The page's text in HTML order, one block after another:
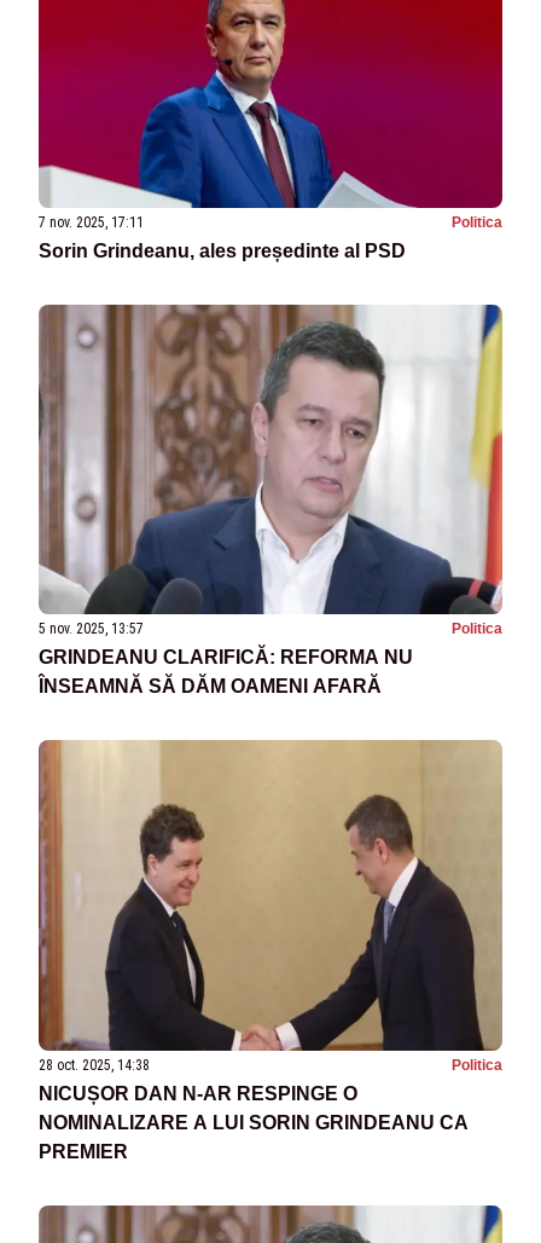
7 nov. 2025, 17:11 Politica
Sorin Grindeanu, ales președinte al PSD
5 nov. 2025, 13:57 Politica
GRINDEANU CLARIFICĂ: REFORMA NU
ÎNSEAMNĂ SĂ DĂM OAMENI AFARĂ
28 oct. 2025, 14:38 Politica
NICUȘOR DAN N-AR RESPINGE O
NOMINALIZARE A LUI SORIN GRINDEANU CA
PREMIER